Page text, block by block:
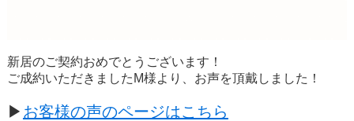
新居のご契約おめでとうございます！
ご成約いただきましたM様より、お声を頂戴しました！
▶︎ お客様の声のページはこちら